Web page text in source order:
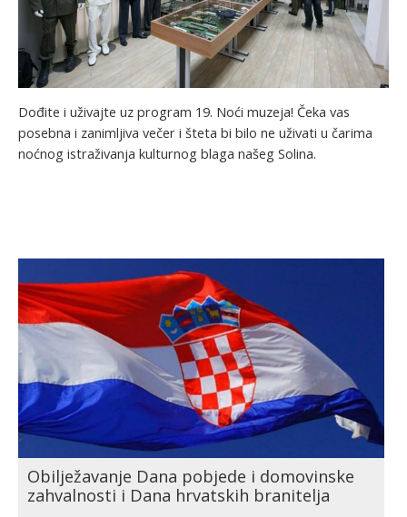
Dođite i uživajte uz program 19. Noći muzeja! Čeka vas
posebna i zanimljiva večer i šteta bi bilo ne uživati u čarima
noćnog istraživanja kulturnog blaga našeg Solina.
Obilježavanje Dana pobjede i domovinske
zahvalnosti i Dana hrvatskih branitelja